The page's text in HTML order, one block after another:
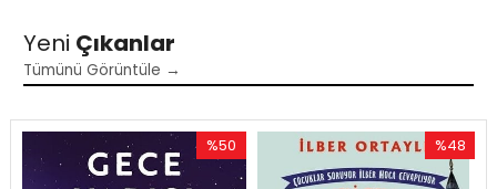
Yeni Çıkanlar
Tümünü Görüntüle →
%50
İndirim
%48
İndirim